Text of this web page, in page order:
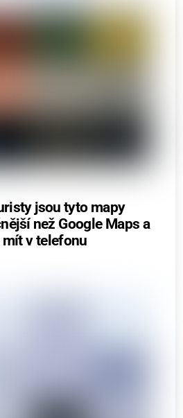
jsou tyto mapy
než Google Maps a
mít v telefonu